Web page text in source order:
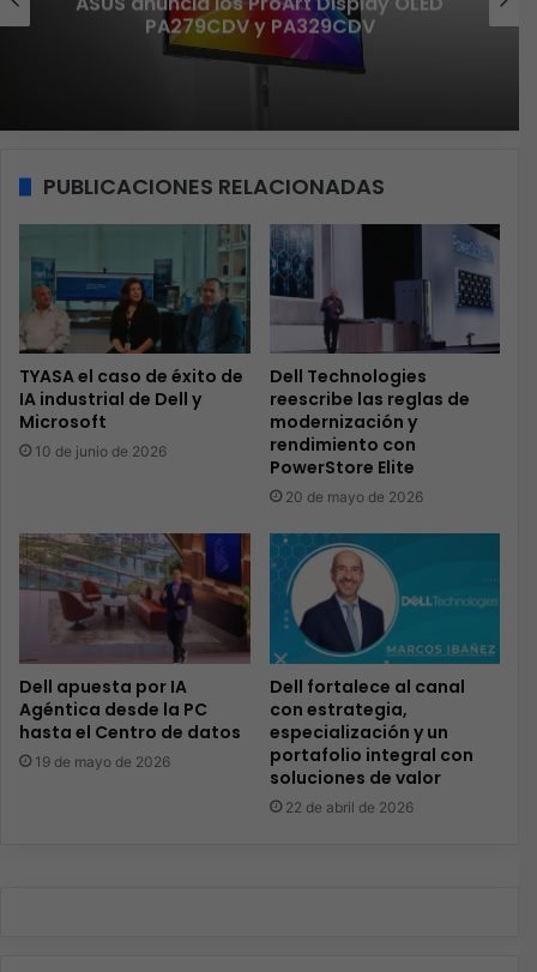
PA279CDV y PA329CDV
PUBLICACIONES RELACIONADAS
TYASA el caso de éxito de
IA industrial de Dell y
Microsoft
10 de junio de 2026
Dell Technologies
reescribe las reglas de
modernización y
rendimiento con
PowerStore Elite
20 de mayo de 2026
Dell apuesta por IA
Agéntica desde la PC
hasta el Centro de datos
19 de mayo de 2026
Dell fortalece al canal
con estrategia,
especialización y un
portafolio integral con
soluciones de valor
22 de abril de 2026